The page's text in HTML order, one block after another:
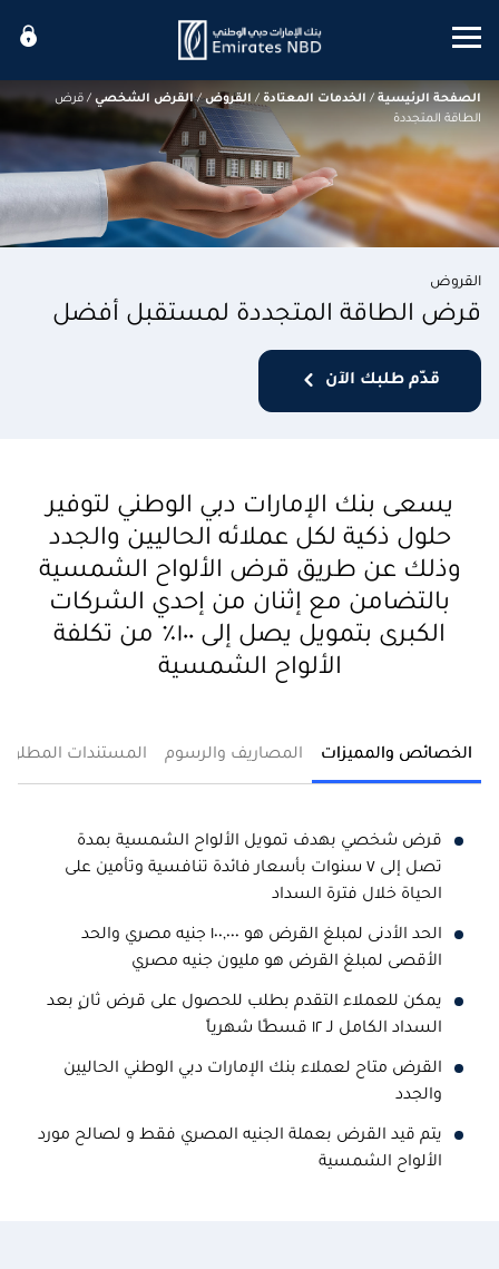
Mobile menu
الصفحة الرئيسية / الخدمات المعتادة / القروض/القرض الشخصي / قرض
الطاقة المتجددة
القروض
قرض الطاقة المتجددة لمستقبل أفضل
قدّم طلبك الآن
يسعى بنك الإمارات دبي الوطني لتوفير
حلول ذكية لكل عملائه الحاليين والجدد
وذلك عن طريق قرض الألواح الشمسية
بالتضامن مع إثنان من إحدي الشركات
الكبرى بتمويل يصل إلى ١٠٠٪ من تكلفة
الألواح الشمسية
الخصائص والمميزات المصاريف والرسوم المستندات
قرض شخصي بهدف تمويل الألواح الشمسية بمدة
تصل إلى ٧ سنوات بأسعار فائدة تنافسية وتأمين على
الحياة خلال فترة السداد
الحد الأدنى لمبلغ القرض هو ١٠٠,٠٠٠ جنيه مصري والحد
الأقصى لمبلغ القرض هو مليون جنيه مصري
يمكن للعملاء التقدم بطلب للحصول على قرض ثانٍ بعد
السداد الكامل لـ ١٢ قسطًا شهرياً
القرض متاح لعملاء بنك الإمارات دبي الوطني الحاليين
والجدد
يتم قيد القرض بعملة الجنيه المصري فقط و لصالح مورد
الألواح الشمسية